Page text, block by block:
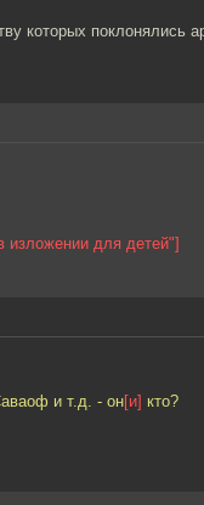
изложении для детей"]
и т.д. - он[и] кто?